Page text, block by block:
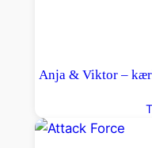
Anja & Viktor –